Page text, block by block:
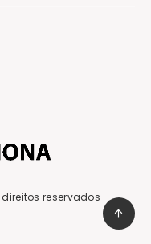
reservados